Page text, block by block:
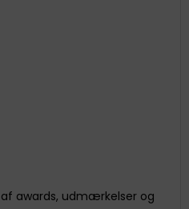
awards, udmærkelser og